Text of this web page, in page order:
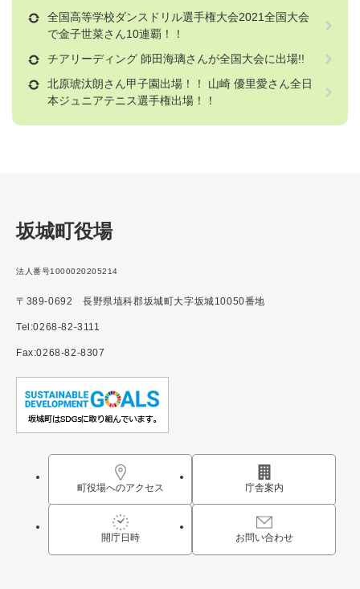
全国高等学校ダンスドリル選手権大会2021全国大会
で金子世菜さん10連覇！！
チアリーディング 師田海璃さんが全国大会に出場!!
北原琥汰朗さん甲子園出場！！ 山崎 優里愛さん全日
本ジュニアテニス選手権出場！！
坂城町役場
法人番号1000020205214
〒389-0692 長野県埴科郡坂城町大字坂城10050番地
Tel:0268-82-3111
Fax:0268-82-8307
町役場へのアクセス 庁舎案内
開庁日時 お問い合わせ